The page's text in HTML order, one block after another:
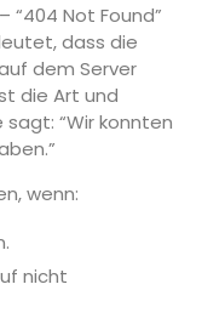
“404 Not Found”
dass die
dem Server
die Art und
“Wir konnten
wenn:
nicht